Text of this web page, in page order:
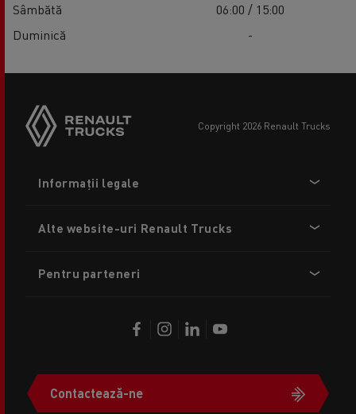
Sâmbătă
06:00 / 15:00
Duminică
-
copyright 2026 Renault Trucks
menu
Informații legale
Alte website-uri Renault Trucks
Pentru parteneri
Contactează-ne